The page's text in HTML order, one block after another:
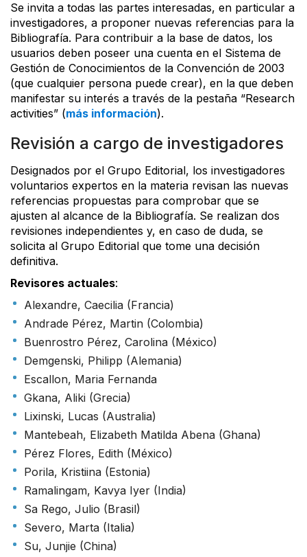
Se invita a todas las partes interesadas, en particular a
investigadores, a proponer nuevas referencias para la
Bibliografía. Para contribuir a la base de datos, los
usuarios deben poseer una cuenta en el Sistema de
Gestión de Conocimientos de la Convención de 2003
(que cualquier persona puede crear), en la que deben
manifestar su interés a través de la pestaña “Research
activities” (más información).
Revisión a cargo de investigadores
Designados por el Grupo Editorial, los investigadores
voluntarios expertos en la materia revisan las nuevas
referencias propuestas para comprobar que se
ajusten al alcance de la Bibliografía. Se realizan dos
revisiones independientes y, en caso de duda, se
solicita al Grupo Editorial que tome una decisión
definitiva.
Revisores actuales:
Alexandre, Caecilia (Francia)
Andrade Pérez, Martin (Colombia)
Buenrostro Pérez, Carolina (México)
Demgenski, Philipp (Alemania)
Escallon, Maria Fernanda
Gkana, Aliki (Grecia)
Lixinski, Lucas (Australia)
Mantebeah, Elizabeth Matilda Abena (Ghana)
Pérez Flores, Edith (México)
Porila, Kristiina (Estonia)
Ramalingam, Kavya Iyer (India)
Sa Rego, Julio (Brasil)
Severo, Marta (Italia)
Su, Junjie (China)